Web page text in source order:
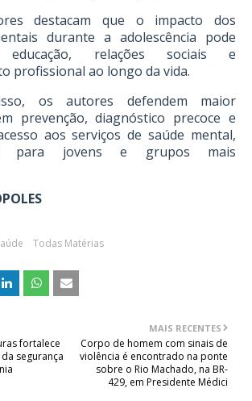
destacam que o impacto dos
durante a adolescência pode
educação, relações sociais e
profissional ao longo da vida.
os autores defendem maior
prevenção, diagnóstico precoce e
aos serviços de saúde mental,
para jovens e grupos mais
Todas Matérias
MAIS RECENTES
Corpo de homem com sinais de
violência é encontrado na ponte
sobre o Rio Machado, na BR-
429, em Presidente Médici
fortalece
segurança